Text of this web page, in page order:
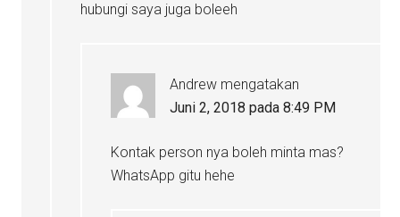
hubungi saya juga boleeh
Andrew mengatakan
Juni 2, 2018 pada 8:49 PM
Kontak person nya boleh minta mas?
WhatsApp gitu hehe